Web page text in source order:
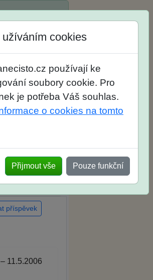
na školní
Košík
cookies
používají ke
soubory cookie. Pro
je potřeba Váš souhlas.
o cookies na tomto
Přijmout vše Pouze funkční
příspěvek
11.5.2006